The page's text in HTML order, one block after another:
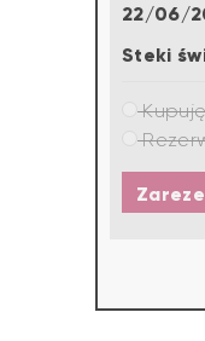
22/06/
Steki